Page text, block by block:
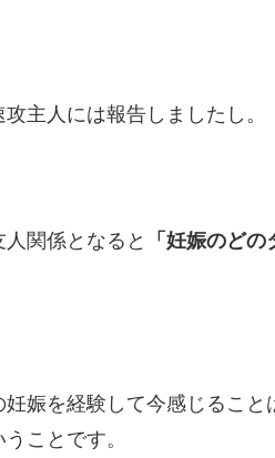
主人には報告しましたし。
関係となると
「妊娠のど
娠を経験して今感じること
うことです。